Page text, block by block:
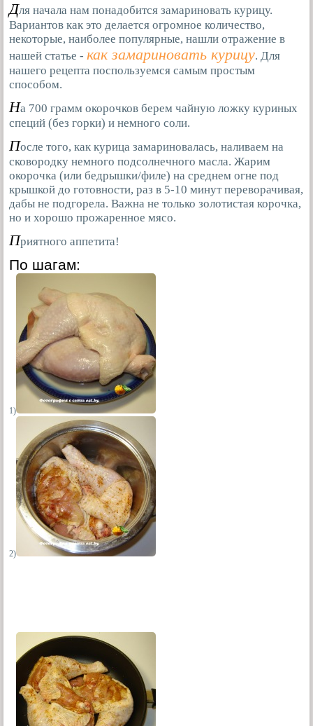
Для начала нам понадобится замариновать курицу.
Вариантов как это делается огромное количество,
некоторые, наиболее популярные, нашли отражение в
нашей статье - как замариновать курицу. Для
нашего рецепта поспользуемся самым простым
способом.
На 700 грамм окорочков берем чайную ложку куриных
специй (без горки) и немного соли.
После того, как курица замариновалась, наливаем на
сковородку немного подсолнечного масла. Жарим
окорочка (или бедрышки/филе) на среднем огне под
крышкой до готовности, раз в 5-10 минут переворачивая,
дабы не подгорела. Важна не только золотистая корочка,
но и хорошо прожаренное мясо.
Приятного аппетита!
По шагам:
1)
2)